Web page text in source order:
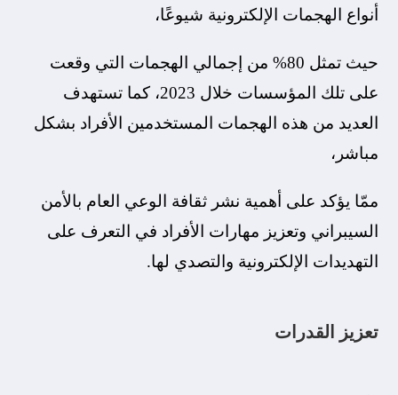
أنواع الهجمات الإلكترونية شيوعًا،
حيث تمثل 80% من إجمالي الهجمات التي وقعت
على تلك المؤسسات خلال 2023، كما تستهدف
العديد من هذه الهجمات المستخدمين الأفراد بشكل
مباشر،
ممّا يؤكد على أهمية نشر ثقافة الوعي العام بالأمن
السيبراني وتعزيز مهارات الأفراد في التعرف على
التهديدات الإلكترونية والتصدي لها.
تعزيز القدرات